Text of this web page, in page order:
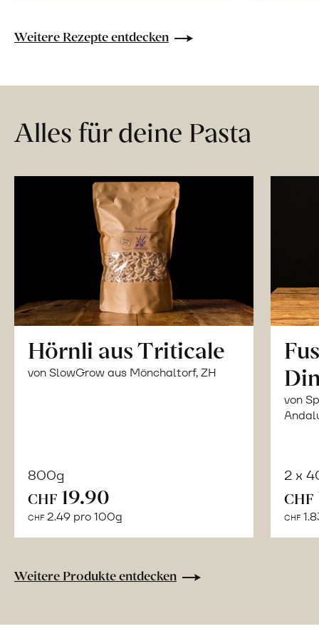
Weitere Rezepte entdecken
Alles für deine Pasta
Hörnli aus Triticale
von SlowGrow aus Mönchaltorf, ZH
800g
CHF 19.90
CHF 2.49 pro 100g
von
2 x
CHF
CHF
Weitere Produkte entdecken